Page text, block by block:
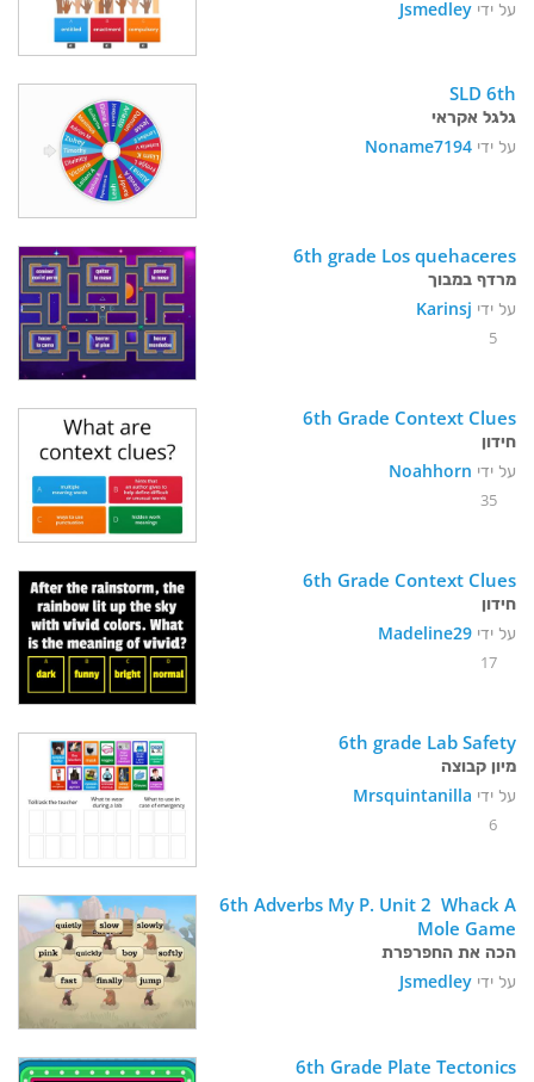
על ידי Jsmedley
SLD 6th
גלגל אקראי
על ידי Noname7194
6th grade Los quehaceres
מרדף במבוך
על ידי Karinsj
6th Grade Context Clues
חידון
על ידי Noahhorn
6th Grade Context Clues
חידון
על ידי Madeline29
6th grade Lab Safety
מיון קבוצה
על ידי Mrsquintanilla
Mole Game
הכה את החפרפרת
על ידי Jsmedley
6th Grade Plate Tectonics